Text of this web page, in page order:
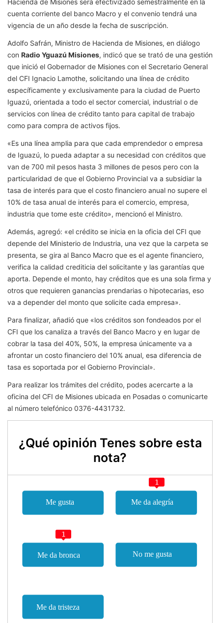
Hacienda de Misiones será efectivizado semestralmente en la
cuenta corriente del banco Macro y el convenio tendrá una
vigencia de un año desde la fecha de suscripción.
Adolfo Safrán, Ministro de Hacienda de Misiones, en diálogo
con Radio Yguazú Misiones, indicó que se trató de una gestión
que inició el Gobernador de Misiones con el Secretario General
del CFI Ignacio Lamothe, solicitando una línea de crédito
específicamente y exclusivamente para la ciudad de Puerto
Iguazú, orientada a todo el sector comercial, industrial o de
servicios con línea de crédito tanto para capital de trabajo
como para compra de activos fijos.
«Es una línea amplia para que cada emprendedor o empresa
de Iguazú, lo pueda adaptar a su necesidad con créditos que
van de 700 mil pesos hasta 3 millones de pesos pero con la
particularidad de que el Gobierno Provincial va a subsidiar la
tasa de interés para que el costo financiero anual no supere el
10% de tasa anual de interés para el comercio, empresa,
industria que tome este crédito», mencionó el Ministro.
Además, agregó: «el crédito se inicia en la oficia del CFI que
depende del Ministerio de Industria, una vez que la carpeta se
presenta, se gira al Banco Macro que es el agente financiero,
verifica la calidad crediticia del solicitante y las garantías que
aporta. Depende el monto, hay créditos que es una sola firma y
otros que requieren ganancias prendarias o hipotecarias, eso
va a depender del monto que solicite cada empresa».
Para finalizar, añadió que «los créditos son fondeados por el
CFI que los canaliza a través del Banco Macro y en lugar de
cobrar la tasa del 40%, 50%, la empresa únicamente va a
afrontar un costo financiero del 10% anual, esa diferencia de
tasa es soportada por el Gobierno Provincial».
Para realizar los trámites del crédito, podes acercarte a la
oficina del CFI de Misiones ubicada en Posadas o comunicarte
al número telefónico 0376-4431732.
¿Qué opinión Tenes sobre esta
nota?
1
1